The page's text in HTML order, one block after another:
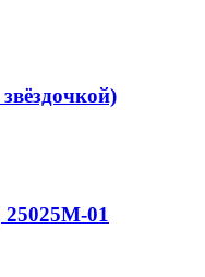
25025M-01